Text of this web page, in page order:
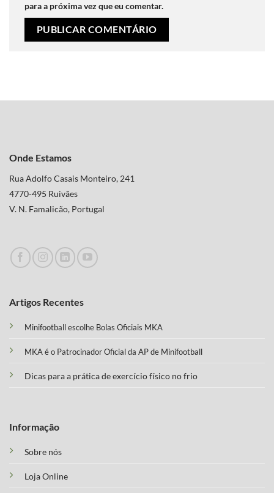
para a próxima vez que eu comentar.
Onde Estamos
Rua Adolfo Casais Monteiro, 241
4770-495 Ruivães
V. N. Famalicão, Portugal
Artigos Recentes
Minifootball escolhe Bolas Oficiais MKA
MKA é o Patrocinador Oficial da AP de Minifootball
Dicas para a prática de exercício físico no frio
Informação
Sobre nós
Loja Online